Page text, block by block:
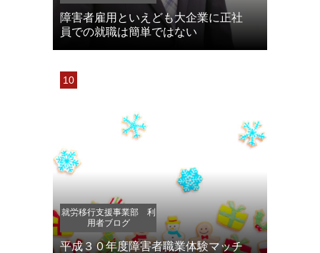
障害者雇用といえども大企業に正社
員での就職は簡単ではない
就労移行支援事業部 利
用者ブログ
平成３０年度障害者職業体験マッチ